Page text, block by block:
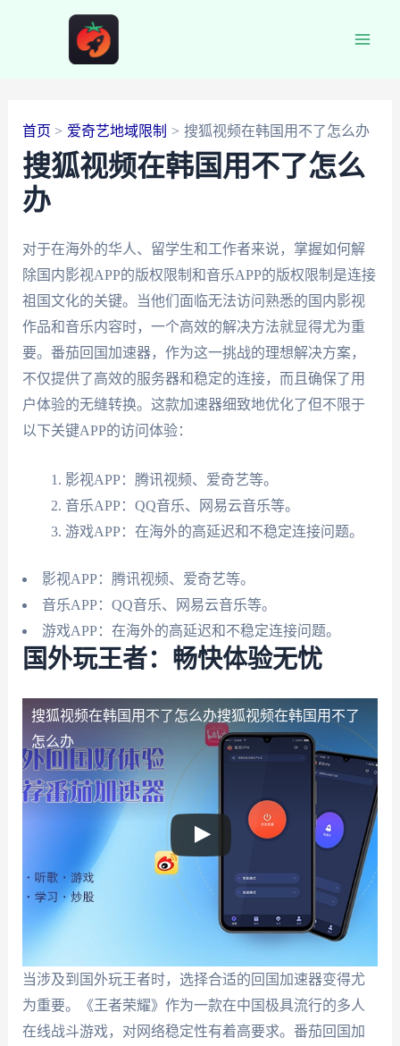
首页 爱奇艺地域限制 搜狐视频在韩国用不了怎么办
搜狐视频在韩国用不了怎么
办
对于在海外的华人、留学生和工作者来说，掌握如何解
除国内影视APP的版权限制和音乐APP的版权限制是连接
祖国文化的关键。当他们面临无法访问熟悉的国内影视
作品和音乐内容时，一个高效的解决方法就显得尤为重
要。番茄回国加速器，作为这一挑战的理想解决方案，
不仅提供了高效的服务器和稳定的连接，而且确保了用
户体验的无缝转换。这款加速器细致地优化了但不限于
以下关键APP的访问体验：
影视APP：腾讯视频、爱奇艺等。
音乐APP：QQ音乐、网易云音乐等。
游戏APP：在海外的高延迟和不稳定连接问题。
影视APP：腾讯视频、爱奇艺等。
音乐APP：QQ音乐、网易云音乐等。
游戏APP：在海外的高延迟和不稳定连接问题。
国外玩王者：畅快体验无忧
搜狐视频在韩国用不了怎么办搜狐视频在韩国用不了
怎么办
当涉及到国外玩王者时，选择合适的回国加速器变得尤
为重要。《王者荣耀》作为一款在中国极具流行的多人
在线战斗游戏，对网络稳定性有着高要求。番茄回国加